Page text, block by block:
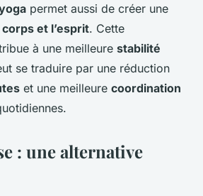
permet aussi de créer une
corps et l’esprit. Cette
à une meilleure stabilité
se traduire par une réduction
et une meilleure coordination
: une alternative